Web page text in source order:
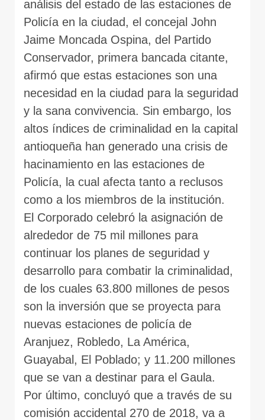
análisis del estado de las estaciones de
Policía en la ciudad, el concejal John
Jaime Moncada Ospina, del Partido
Conservador, primera bancada citante,
afirmó que estas estaciones son una
necesidad en la ciudad para la seguridad
y la sana convivencia. Sin embargo, los
altos índices de criminalidad en la capital
antioqueña han generado una crisis de
hacinamiento en las estaciones de
Policía, la cual afecta tanto a reclusos
como a los miembros de la institución.
El Corporado celebró la asignación de
alrededor de 75 mil millones para
continuar los planes de seguridad y
desarrollo para combatir la criminalidad,
de los cuales 63.800 millones de pesos
son la inversión que se proyecta para
nuevas estaciones de policía de
Aranjuez, Robledo, La América,
Guayabal, El Poblado; y 11.200 millones
que se van a destinar para el Gaula.
Por último, concluyó que a través de su
comisión accidental 270 de 2018, va a